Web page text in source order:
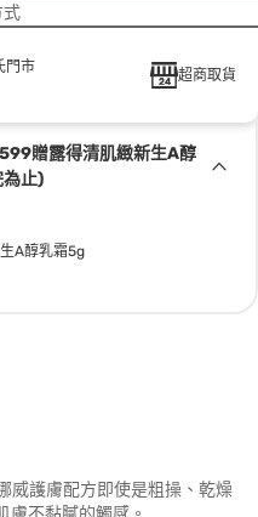
式
門市
超商取貨
贈露得清肌緻新生A醇
止)
A醇乳霜5g
威護膚配方即使是粗操、乾燥